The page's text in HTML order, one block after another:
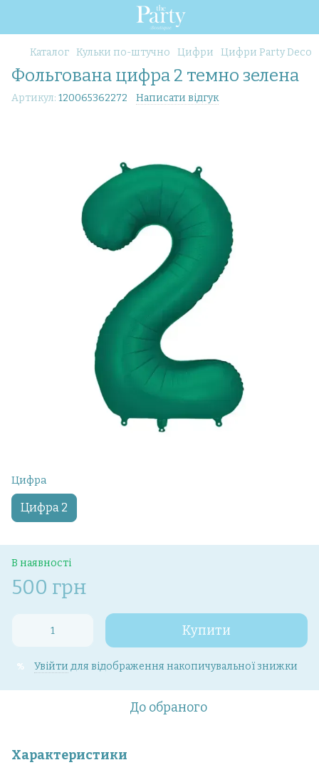
Каталог Кульки по-штучно Цифри Цифри Party Deco
Фольгована цифра 2 темно зелена
Артикул: 120065362272 Написати відгук
Цифра
Цифра 2
В наявності
500 грн
Купити
% Увійти для відображення накопичувальної знижки
До обраного
Характеристики